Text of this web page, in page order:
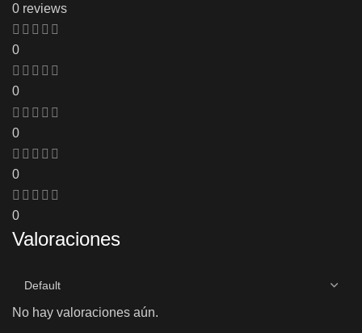
0 reviews
0
0
0
0
0
Valoraciones
No hay valoraciones aún.